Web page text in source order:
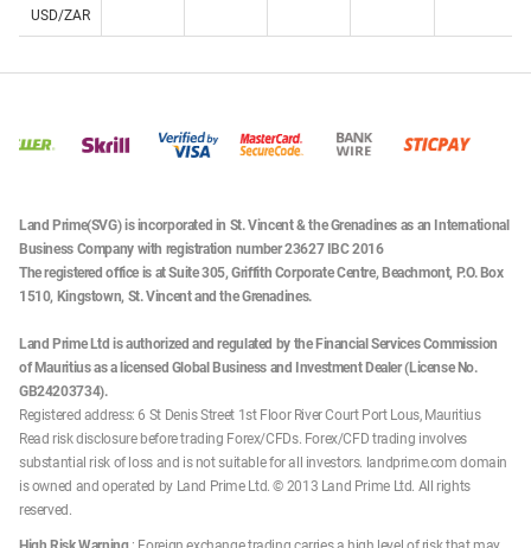
USD/ZAR
Land Prime(SVG) is incorporated in St. Vincent & the Grenadines as an International
Business Company with registration number 23627 IBC 2016
The registered office is at Suite 305, Griffith Corporate Centre, Beachmont, P.O. Box
1510, Kingstown, St. Vincent and the Grenadines.
Land Prime Ltd is authorized and regulated by the Financial Services Commission
of Mauritius as a licensed Global Business and Investment Dealer (License No.
GB24203734).
Registered address: 6 St Denis Street 1st Floor River Court Port Lous, Mauritius
Read risk disclosure before trading Forex/CFDs. Forex/CFD trading involves
substantial risk of loss and is not suitable for all investors. landprime.com domain
is owned and operated by Land Prime Ltd. © 2013 Land Prime Ltd. All rights
reserved.